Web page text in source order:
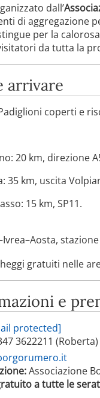
dall’
di aggregazione
per la
da tutta la
arrivare
coperti e
20 km, direzione
35 km, uscita
15 km, SP11.
gratuiti nelle
e
protected]
3622211
Associazione
a tutte le